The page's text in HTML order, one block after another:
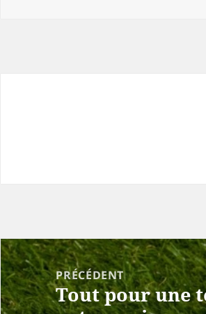
Navigation
de
l’article
PRÉCÉDENT
Article
Tout pour une